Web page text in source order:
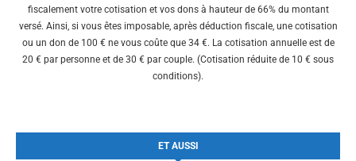
fiscalement votre cotisation et vos dons à hauteur de 66% du montant
versé. Ainsi, si vous êtes imposable, après déduction fiscale, une cotisation
ou un don de 100 € ne vous coûte que 34 €. La cotisation annuelle est de
20 € par personne et de 30 € par couple. (Cotisation réduite de 10 € sous
conditions).
ET AUSSI